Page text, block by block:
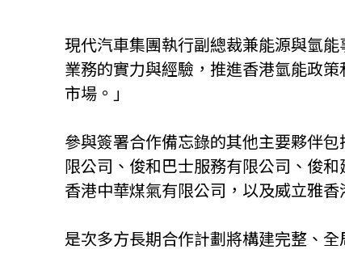
現代汽車集團執行副總裁兼能源與氫
業務的實力與經驗，推進香港氫能政
市場。」
參與簽署合作備忘錄的其他主要夥伴
限公司、俊和巴士服務有限公司、俊
香港中華煤氣有限公司，以及威立雅香
是次多方長期合作計劃將構建完整、